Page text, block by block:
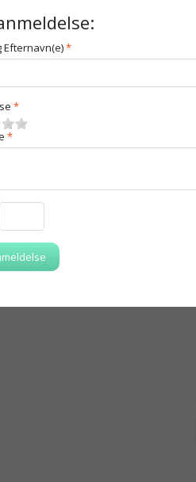
Efternavn(e)